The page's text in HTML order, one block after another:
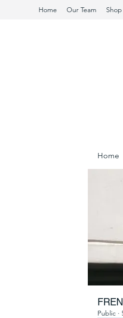
Home Our Team Shop
Home
Public ·